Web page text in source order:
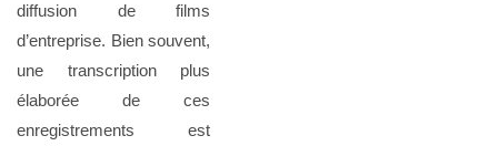
diffusion de films
d’entreprise. Bien souvent,
une transcription plus
élaborée de ces
enregistrements est